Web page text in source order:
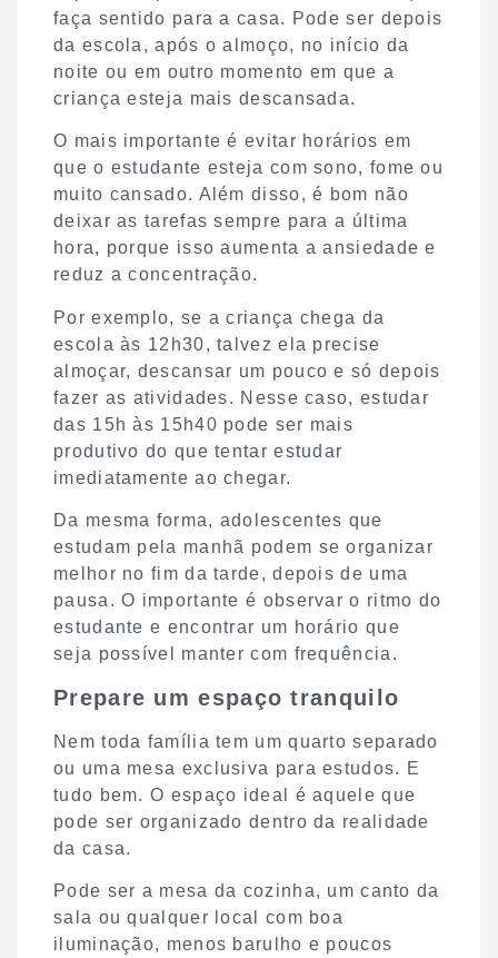
faça sentido para a casa. Pode ser depois
da escola, após o almoço, no início da
noite ou em outro momento em que a
criança esteja mais descansada.
O mais importante é evitar horários em
que o estudante esteja com sono, fome ou
muito cansado. Além disso, é bom não
deixar as tarefas sempre para a última
hora, porque isso aumenta a ansiedade e
reduz a concentração.
Por exemplo, se a criança chega da
escola às 12h30, talvez ela precise
almoçar, descansar um pouco e só depois
fazer as atividades. Nesse caso, estudar
das 15h às 15h40 pode ser mais
produtivo do que tentar estudar
imediatamente ao chegar.
Da mesma forma, adolescentes que
estudam pela manhã podem se organizar
melhor no fim da tarde, depois de uma
pausa. O importante é observar o ritmo do
estudante e encontrar um horário que
seja possível manter com frequência.
Prepare um espaço tranquilo
Nem toda família tem um quarto separado
ou uma mesa exclusiva para estudos. E
tudo bem. O espaço ideal é aquele que
pode ser organizado dentro da realidade
da casa.
Pode ser a mesa da cozinha, um canto da
sala ou qualquer local com boa
iluminação, menos barulho e poucos